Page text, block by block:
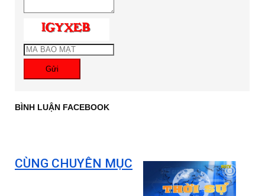
Gửi
BÌNH LUẬN FACEBOOK
CÙNG CHUYÊN MỤC